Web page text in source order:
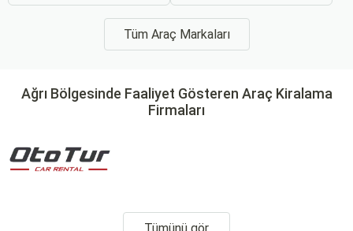
Tüm Araç Markaları
Ağrı Bölgesinde Faaliyet Gösteren Araç Kiralama
Firmaları